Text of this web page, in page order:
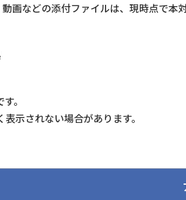
などの添付ファイルは、現時点で本対
。
示されない場合があります。